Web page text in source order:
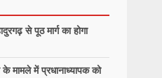
से पूठ मार्ग का होगा
मामले में प्रधानाध्यापक को